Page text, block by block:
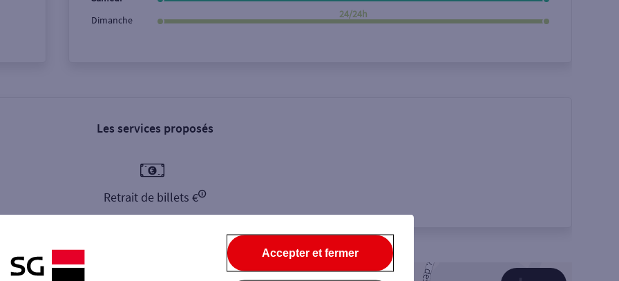
Dimanche
24/24h
Les services proposés
Retrait de billets €
Accepter et fermer